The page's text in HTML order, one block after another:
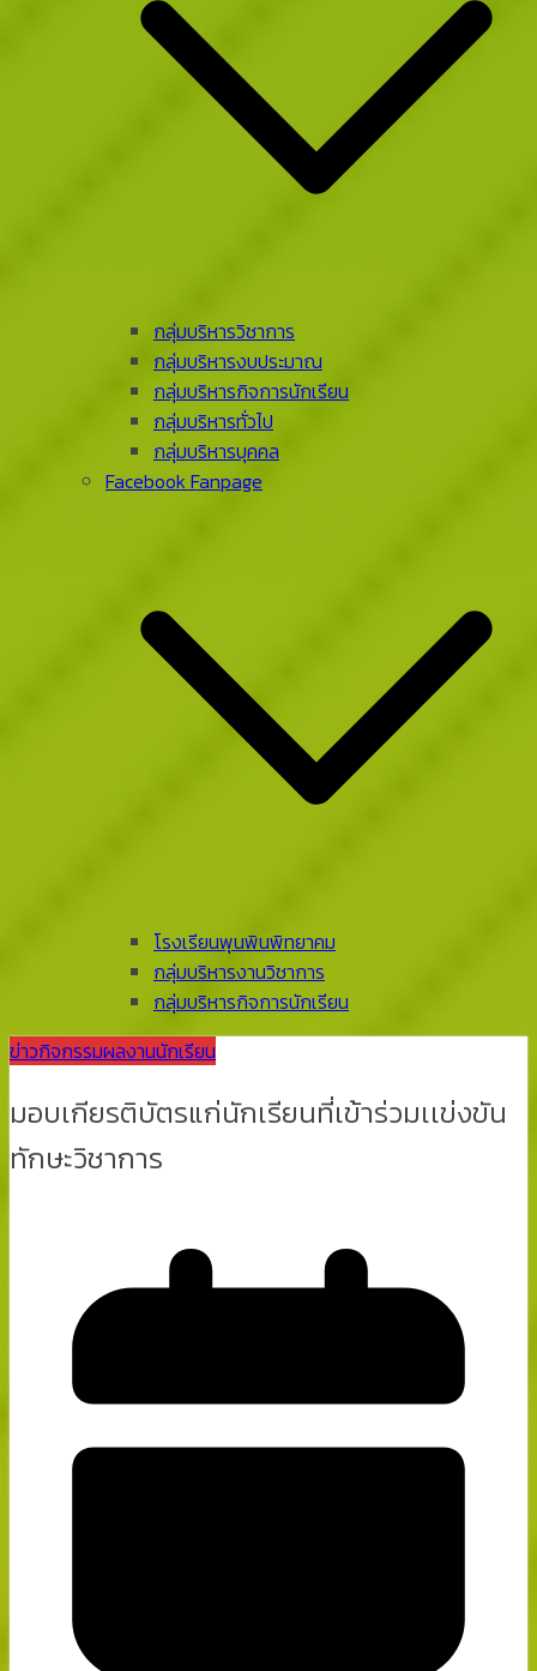
กลุ่มบริหารวิชาการ
กลุ่มบริหารงบประมาณ
กลุ่มบริหารกิจการนักเรียน
กลุ่มบริหารทั่วไป
กลุ่มบริหารบุคคล
Facebook Fanpage
โรงเรียนพุนพินพิทยาคม
กลุ่มบริหารงานวิชาการ
กลุ่มบริหารกิจการนักเรียน
ข่าวกิจกรรมผลงานนักเรียน
มอบเกียรติบัตรแก่นักเรียนที่เข้าร่วมเเข่งขัน
ทักษะวิชาการ